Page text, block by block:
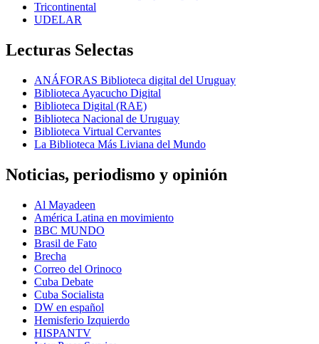
Tricontinental
UDELAR
Lecturas Selectas
ANÁFORAS Biblioteca digital del Uruguay
Biblioteca Ayacucho Digital
Biblioteca Digital (RAE)
Biblioteca Nacional de Uruguay
Biblioteca Virtual Cervantes
La Biblioteca Más Liviana del Mundo
Noticias, periodismo y opinión
Al Mayadeen
América Latina en movimiento
BBC MUNDO
Brasil de Fato
Brecha
Correo del Orinoco
Cuba Debate
Cuba Socialista
DW en español
Hemisferio Izquierdo
HISPANTV